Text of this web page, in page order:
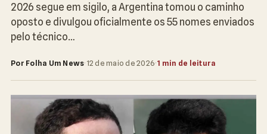
2026 segue em sigilo, a Argentina tomou o caminho
oposto e divulgou oficialmente os 55 nomes enviados
pelo técnico…
Por Folha Um News· 12 de maio de 2026·1 min de leitura